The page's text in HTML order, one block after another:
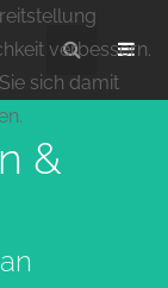
&
verbessern.
sich damit